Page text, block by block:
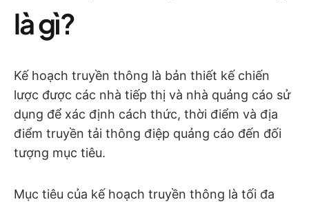
là gì?
Kế hoạch truyền thông là bản thiết kế chiến
lược được các nhà tiếp thị và nhà quảng cáo sử
dụng để xác định cách thức, thời điểm và địa
điểm truyền tải thông điệp quảng cáo đến đối
tượng mục tiêu.
Mục tiêu của kế hoạch truyền thông là tối đa